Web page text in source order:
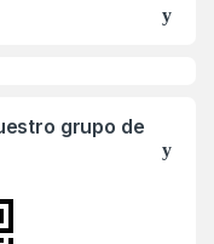
grupo de